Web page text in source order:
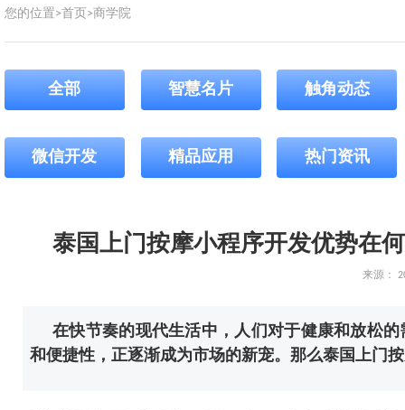
您的位置>首页 >商学院
全部 智慧名片 触角动态
微信开发 精品应用 热门资讯
泰国上门按摩小程序开发优势在
来源：
在快节奏的现代生活中，人们对于健康和放松
和便捷性，正逐渐成为市场的新宠。那么泰国上门